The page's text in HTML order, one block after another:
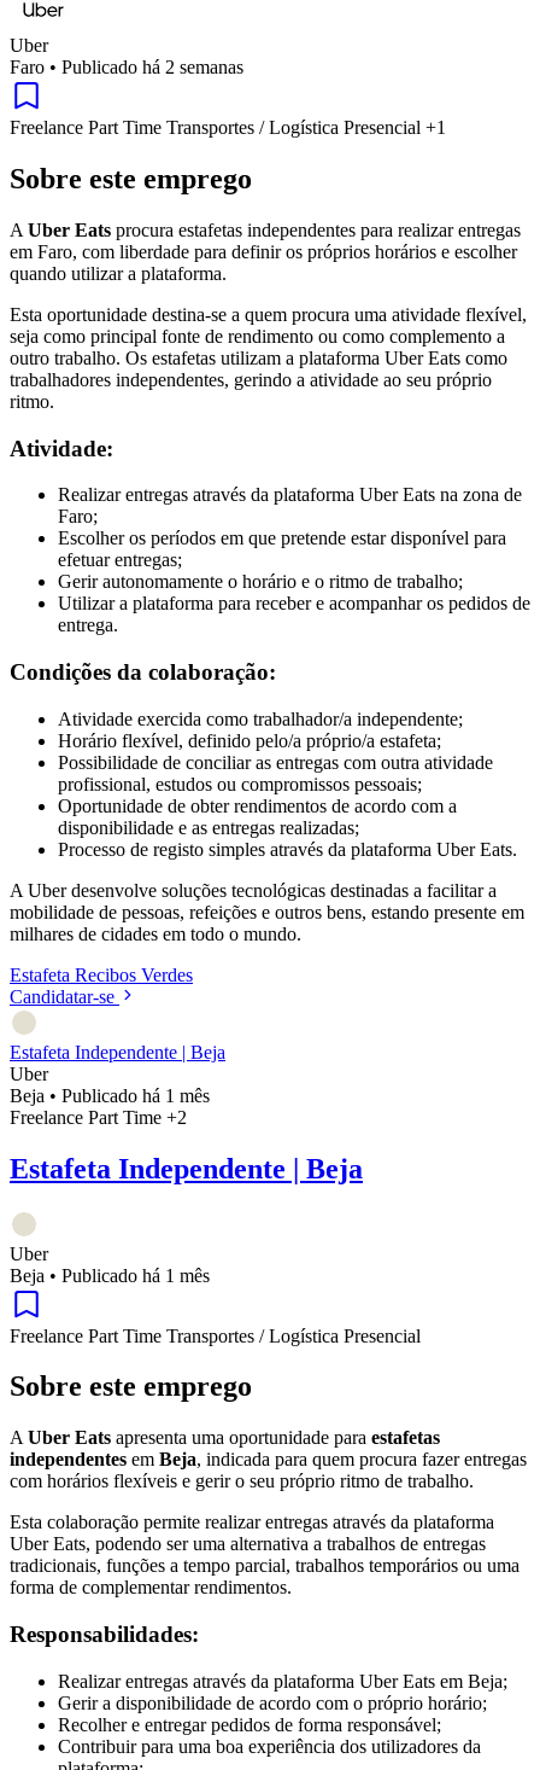
Uber
Faro • Publicado há 2 semanas
Freelance Part Time Transportes / Logística Presencial +1
Sobre este emprego
A Uber Eats procura estafetas independentes para realizar entregas
em Faro, com liberdade para definir os próprios horários e escolher
quando utilizar a plataforma.
Esta oportunidade destina-se a quem procura uma atividade flexível,
seja como principal fonte de rendimento ou como complemento a
outro trabalho. Os estafetas utilizam a plataforma Uber Eats como
trabalhadores independentes, gerindo a atividade ao seu próprio
ritmo.
Atividade:
Realizar entregas através da plataforma Uber Eats na zona de
Faro;
Escolher os períodos em que pretende estar disponível para
efetuar entregas;
Gerir autonomamente o horário e o ritmo de trabalho;
Utilizar a plataforma para receber e acompanhar os pedidos de
entrega.
Condições da colaboração:
Atividade exercida como trabalhador/a independente;
Horário flexível, definido pelo/a próprio/a estafeta;
Possibilidade de conciliar as entregas com outra atividade
profissional, estudos ou compromissos pessoais;
Oportunidade de obter rendimentos de acordo com a
disponibilidade e as entregas realizadas;
Processo de registo simples através da plataforma Uber Eats.
A Uber desenvolve soluções tecnológicas destinadas a facilitar a
mobilidade de pessoas, refeições e outros bens, estando presente em
milhares de cidades em todo o mundo.
Estafeta Recibos Verdes
Candidatar-se
Estafeta Independente | Beja
Uber
Beja • Publicado há 1 mês
Freelance Part Time +2
Estafeta Independente | Beja
Uber
Beja • Publicado há 1 mês
Freelance Part Time Transportes / Logística Presencial
Sobre este emprego
A Uber Eats apresenta uma oportunidade para estafetas
independentes em Beja, indicada para quem procura fazer entregas
com horários flexíveis e gerir o seu próprio ritmo de trabalho.
Esta colaboração permite realizar entregas através da plataforma
Uber Eats, podendo ser uma alternativa a trabalhos de entregas
tradicionais, funções a tempo parcial, trabalhos temporários ou uma
forma de complementar rendimentos.
Responsabilidades:
Realizar entregas através da plataforma Uber Eats em Beja;
Gerir a disponibilidade de acordo com o próprio horário;
Recolher e entregar pedidos de forma responsável;
Contribuir para uma boa experiência dos utilizadores da